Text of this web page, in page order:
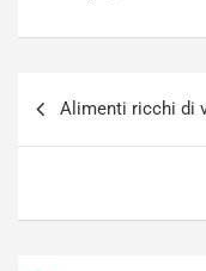
Alimenti ricchi di